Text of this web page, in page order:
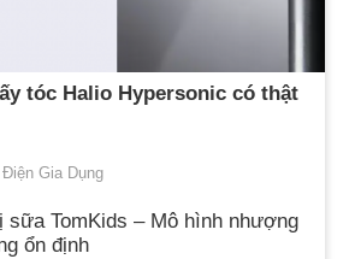
tóc Halio Hypersonic có thật
Điện Gia Dụng
sữa TomKids – Mô hình nhượng
ổn định